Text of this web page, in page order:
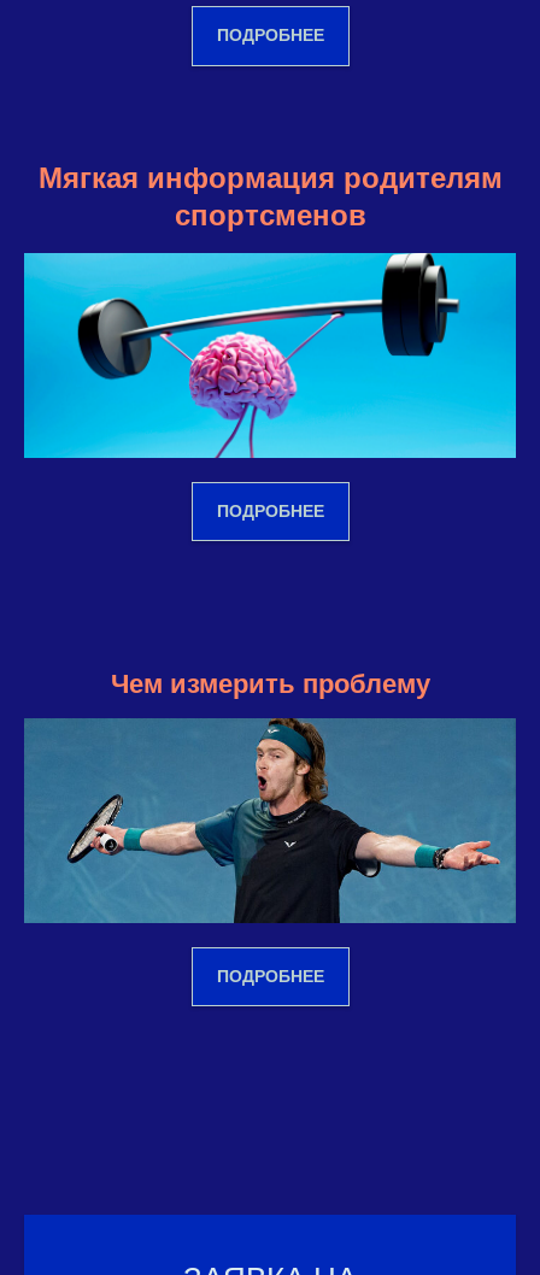
ПОДРОБНЕЕ
Мягкая информация родителям
спортсменов
ПОДРОБНЕЕ
Чем измерить проблему
ПОДРОБНЕЕ